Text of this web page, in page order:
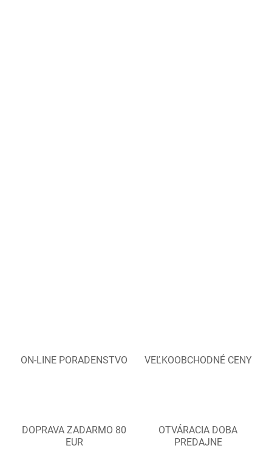
ON-LINE PORADENSTVO VEĽKOOBCHODNÉ CENY
DOPRAVA ZADARMO 80
EUR
OTVÁRACIA DOBA
PREDAJNE